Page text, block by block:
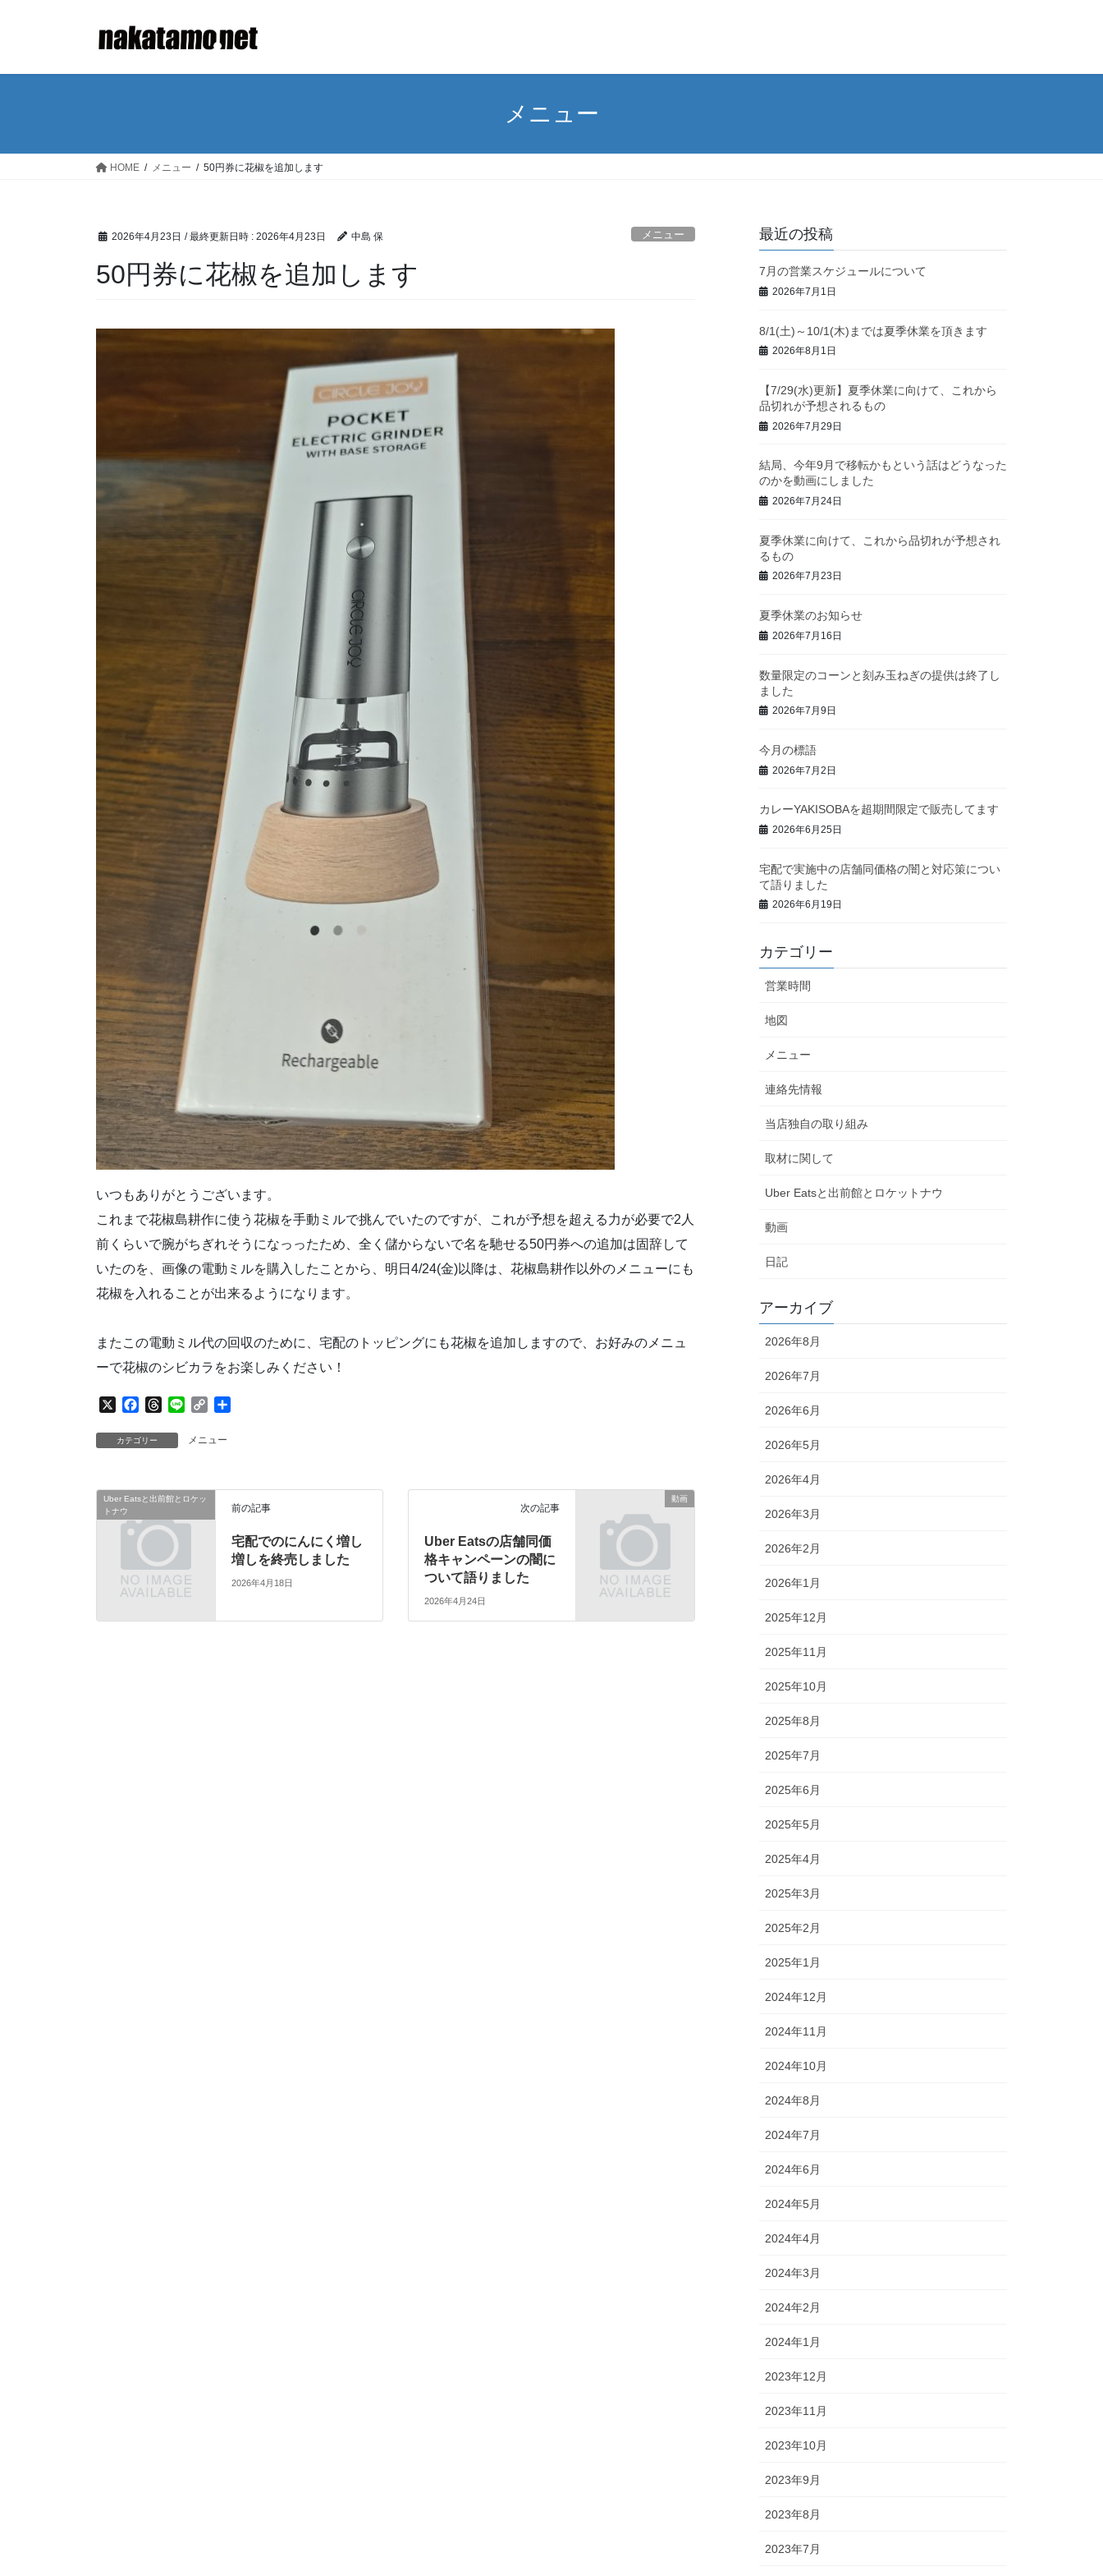
メニュー
HOME メニュー 50円券に花椒を追加します
2026年4月23日 / 最終更新日時 : 2026年4月23日 中島 保 メニュー
50円券に花椒を追加します
いつもありがとうございます。
これまで花椒島耕作に使う花椒を手動ミルで挑んでいたのですが、これが予想を超える力が必要で2人
前くらいで腕がちぎれそうになっったため、全く儲からないで名を馳せる50円券への追加は固辞して
いたのを、画像の電動ミルを購入したことから、明日4/24(金)以降は、花椒島耕作以外のメニューにも
花椒を入れることが出来るようになります。
またこの電動ミル代の回収のために、宅配のトッピングにも花椒を追加しますので、お好みのメニュ
ーで花椒のシビカラをお楽しみください！
X
c
o
o
k
r
d
s
n
p
i
k
カテゴリー メニュー
Uber Eatsと出前館とロケッ
トナウ
前の記事
宅配でのにんにく増し
増しを終売しました
2026年4月18日
動画
次の記事
Uber Eatsの店舗同価
格キャンペーンの闇に
ついて語りました
2026年4月24日
最近の投稿
7月の営業スケジュールについて
2026年7月1日
8/1(土)～10/1(木)までは夏季休業を頂きます
2026年8月1日
【7/29(水)更新】夏季休業に向けて、これから
品切れが予想されるもの
2026年7月29日
結局、今年9月で移転かもという話はどうなった
のかを動画にしました
2026年7月24日
夏季休業に向けて、これから品切れが予想され
るもの
2026年7月23日
夏季休業のお知らせ
2026年7月16日
数量限定のコーンと刻み玉ねぎの提供は終了し
ました
2026年7月9日
今月の標語
2026年7月2日
カレーYAKISOBAを超期間限定で販売してます
2026年6月25日
宅配で実施中の店舗同価格の闇と対応策につい
て語りました
2026年6月19日
カテゴリー
営業時間
地図
メニュー
連絡先情報
当店独自の取り組み
取材に関して
Uber Eatsと出前館とロケットナウ
動画
日記
アーカイブ
2026年8月
2026年7月
2026年6月
2026年5月
2026年4月
2026年3月
2026年2月
2026年1月
2025年12月
2025年11月
2025年10月
2025年8月
2025年7月
2025年6月
2025年5月
2025年4月
2025年3月
2025年2月
2025年1月
2024年12月
2024年11月
2024年10月
2024年8月
2024年7月
2024年6月
2024年5月
2024年4月
2024年3月
2024年2月
2024年1月
2023年12月
2023年11月
2023年10月
2023年9月
2023年8月
2023年7月